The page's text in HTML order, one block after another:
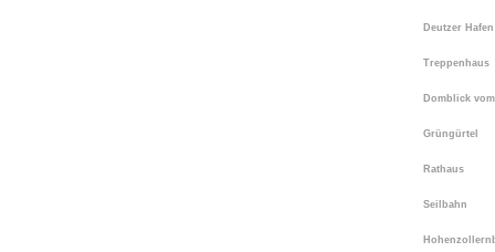
Deutzer
Treppenhaus
Domblick
Grüngürtel
Rathaus
Seilbahn